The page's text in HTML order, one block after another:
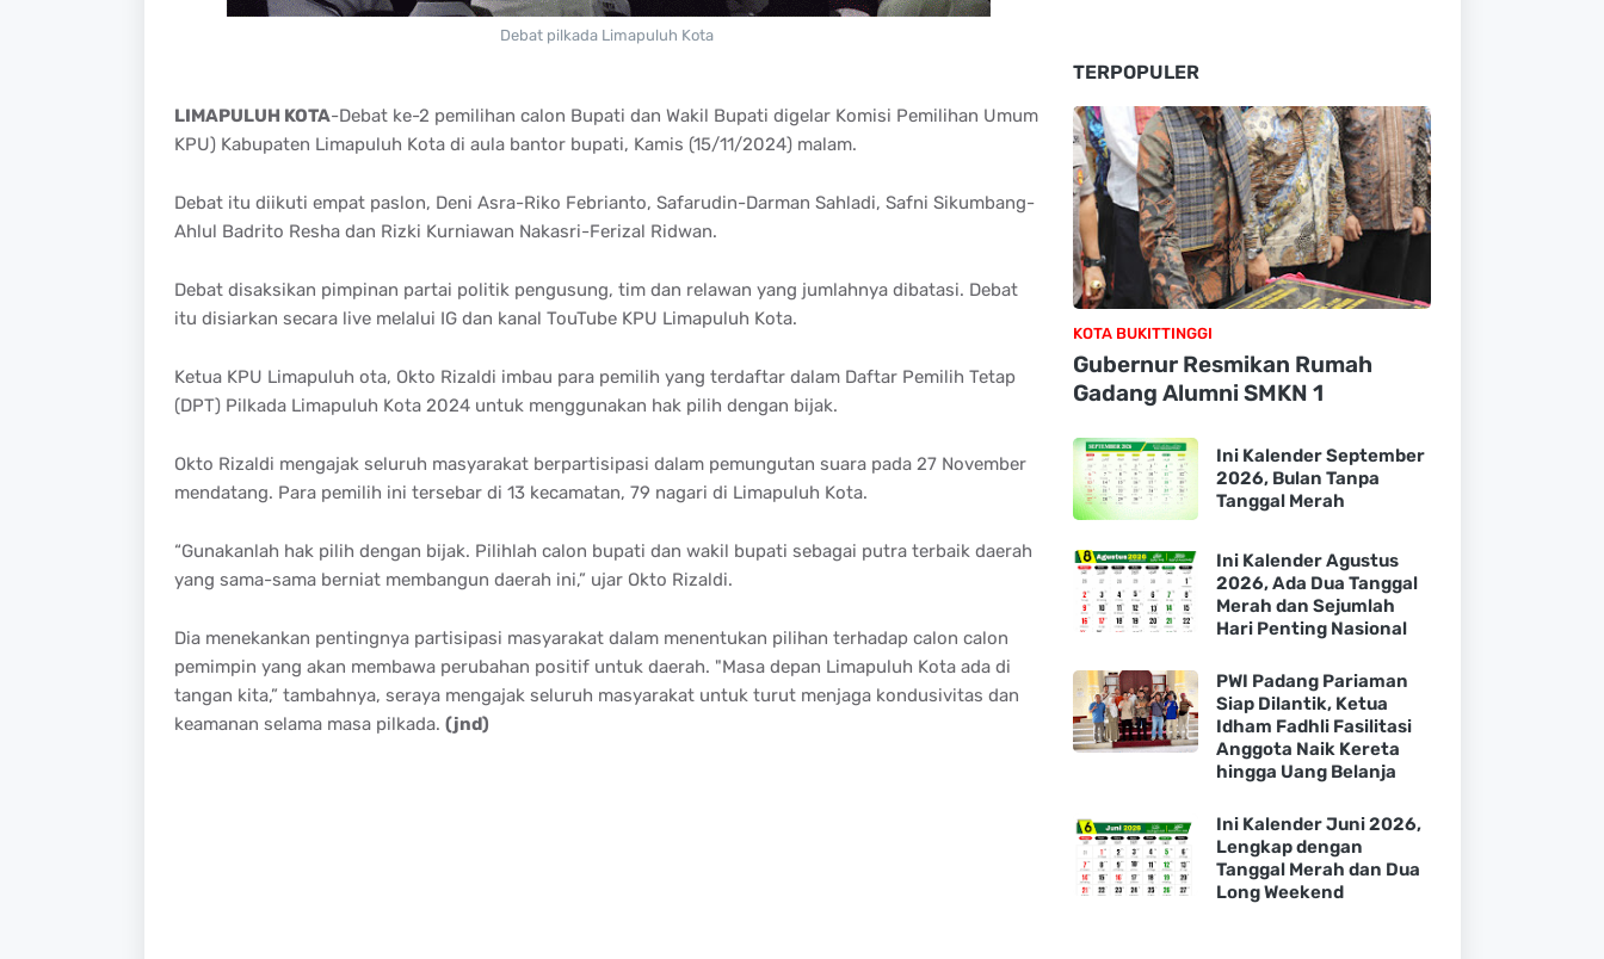
Debat pilkada Limapuluh Kota
LIMAPULUH KOTA-Debat ke-2 pemilihan calon Bupati dan Wakil Bupati digelar Komisi Pemilihan Umum
KPU) Kabupaten Limapuluh Kota di aula bantor bupati, Kamis (15/11/2024) malam.
Debat itu diikuti empat paslon, Deni Asra-Riko Febrianto, Safarudin-Darman Sahladi, Safni Sikumbang-
Ahlul Badrito Resha dan Rizki Kurniawan Nakasri-Ferizal Ridwan.
Debat disaksikan pimpinan partai politik pengusung, tim dan relawan yang jumlahnya dibatasi. Debat
itu disiarkan secara live melalui IG dan kanal TouTube KPU Limapuluh Kota.
Ketua KPU Limapuluh ota, Okto Rizaldi imbau para pemilih yang terdaftar dalam Daftar Pemilih Tetap
(DPT) Pilkada Limapuluh Kota 2024 untuk menggunakan hak pilih dengan bijak.
Okto Rizaldi mengajak seluruh masyarakat berpartisipasi dalam pemungutan suara pada 27 November
mendatang. Para pemilih ini tersebar di 13 kecamatan, 79 nagari di Limapuluh Kota.
“Gunakanlah hak pilih dengan bijak. Pilihlah calon bupati dan wakil bupati sebagai putra terbaik daerah
yang sama-sama berniat membangun daerah ini,” ujar Okto Rizaldi.
Dia menekankan pentingnya partisipasi masyarakat dalam menentukan pilihan terhadap calon calon
pemimpin yang akan membawa perubahan positif untuk daerah. "Masa depan Limapuluh Kota ada di
tangan kita,” tambahnya, seraya mengajak seluruh masyarakat untuk turut menjaga kondusivitas dan
keamanan selama masa pilkada. (jnd)
TERPOPULER
KOTA BUKITTINGGI
Gubernur Resmikan Rumah
Gadang Alumni SMKN 1
Ini Kalender September
2026, Bulan Tanpa
Tanggal Merah
Ini Kalender Agustus
2026, Ada Dua Tanggal
Merah dan Sejumlah
Hari Penting Nasional
PWI Padang Pariaman
Siap Dilantik, Ketua
Idham Fadhli Fasilitasi
Anggota Naik Kereta
hingga Uang Belanja
Ini Kalender Juni 2026,
Lengkap dengan
Tanggal Merah dan Dua
Long Weekend